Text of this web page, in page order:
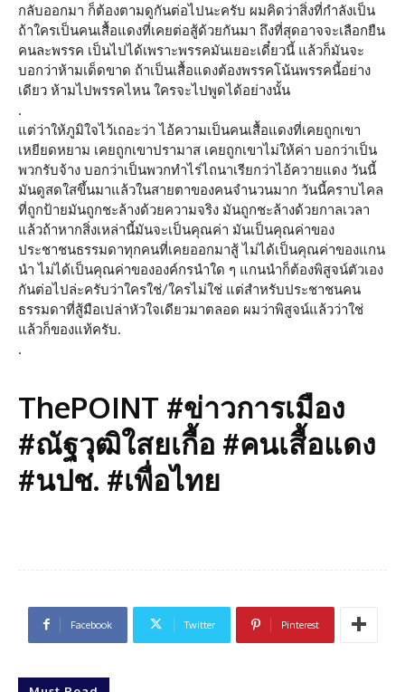
กลับออกมา ก็ต้องตามดูกันต่อไปนะครับ ผมคิดว่าสิ่งที่กำลังเป็น
ถ้าใครเป็นคนเสื้อแดงที่เคยต่อสู้ด้วยกันมา ถึงที่สุดอาจจะเลือกยืน
คนละพรรค เป็นไปได้เพราะพรรคมันเยอะเดี๋ยวนี้ แล้วก็มันจะ
บอกว่าห้ามเด็ดขาด ถ้าเป็นเสื้อแดงต้องพรรคโน้นพรรคนี้อย่าง
เดียว ห้ามไปพรรคไหน ใครจะไปพูดได้อย่างนั้น
.
แต่ว่าให้ภูมิใจไว้เถอะว่า ไอ้ความเป็นคนเสื้อแดงที่เคยถูกเขา
เหยียดหยาม เคยถูกเขาปรามาส เคยถูกเขาไม่ให้ค่า บอกว่าเป็น
พวกรับจ้าง บอกว่าเป็นพวกทำไร่ไถนาเรียกว่าไอ้ควายแดง วันนี้
มันดูสดใสขึ้นมาแล้วในสายตาของคนจำนวนมาก วันนี้คราบไคล
ที่ถูกป้ายมันถูกชะล้างด้วยความจริง มันถูกชะล้างด้วยกาลเวลา
แล้วถ้าหากสิ่งเหล่านี้มันจะเป็นคุณค่า มันเป็นคุณค่าของ
ประชาชนธรรมดาทุกคนที่เคยออกมาสู้ ไม่ได้เป็นคุณค่าของแกน
นำ ไม่ได้เป็นคุณค่าขององค์กรนำใด ๆ แกนนำก็ต้องพิสูจน์ตัวเอง
กันต่อไปล่ะครับว่าใครใช่/ใครไม่ใช่ แต่สำหรับประชาชนคน
ธรรมดาที่สู้มือเปล่าหัวใจเดียวมาตลอด ผมว่าพิสูจน์แล้วว่าใช่
แล้วก็ของแท้ครับ.
.
ThePOINT #ข่าวการเมือง
#ณัฐวุฒิใสยเกื้อ #คนเสื้อแดง
#นปช. #เพื่อไทย
Facebook Twitter Pinterest